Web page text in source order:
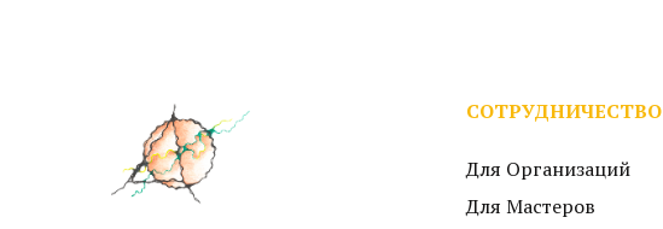
СОТРУДНИЧЕСТВО
Для Организаций
Для Мастеров